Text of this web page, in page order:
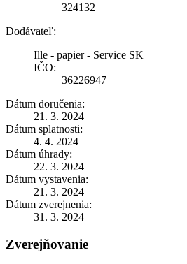
324132
Dodávateľ:
Ille - papier - Service SK
IČO:
36226947
Dátum doručenia:
21. 3. 2024
Dátum splatnosti:
4. 4. 2024
Dátum úhrady:
22. 3. 2024
Dátum vystavenia:
21. 3. 2024
Dátum zverejnenia:
31. 3. 2024
Zverejňovanie